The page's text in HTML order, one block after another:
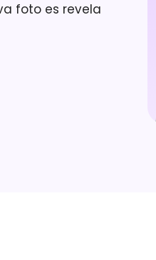
foto es revela